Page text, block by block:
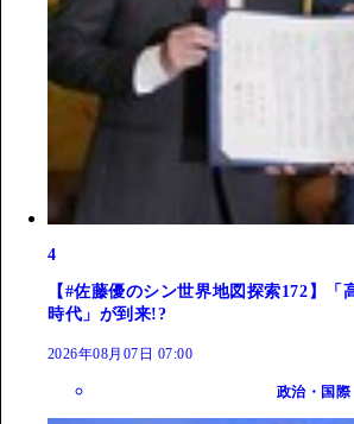
4
【#佐藤優のシン世界地図探索172】
時代」が到来!?
2026年08月07日 07:00
政治・国際